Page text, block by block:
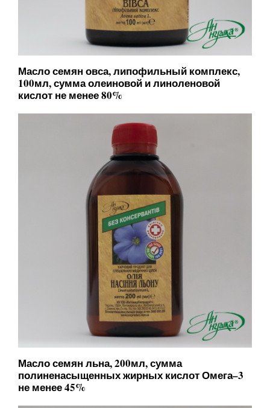
Масло семян овса, липофильный комплекс,
100мл, сумма олеиновой и линоленовой
кислот не менее 80%
Масло семян льна, 200мл, сумма
полиненасыщенных жирных кислот Омега–3
не менее 45%